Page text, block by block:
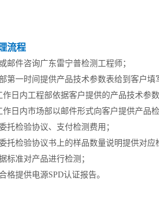
流程
邮件咨询广东雷宁普检测工程师；
第一时间提供产品技术参数表给到客户填
日内工程部依据客户提供的产品技术参数
日内市场部以邮件形式向客户提供产品
托检验协议、支付检测费用；
托检验协议书上的样品数量说明提供对应
标准对产品进行检测；
格提供电源SPD认证报告。